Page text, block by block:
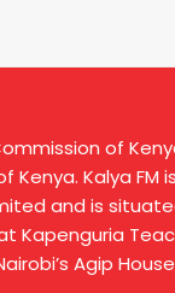
of
Kalya FM
and is
Kapenguria
Agip